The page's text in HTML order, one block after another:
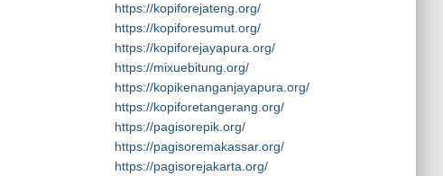
https://kopiforejateng.org/
https://kopiforesumut.org/
https://kopiforejayapura.org/
https://mixuebitung.org/
https://kopikenanganjayapura.org/
https://kopiforetangerang.org/
https://pagisorepik.org/
https://pagisoremakassar.org/
https://pagisorejakarta.org/